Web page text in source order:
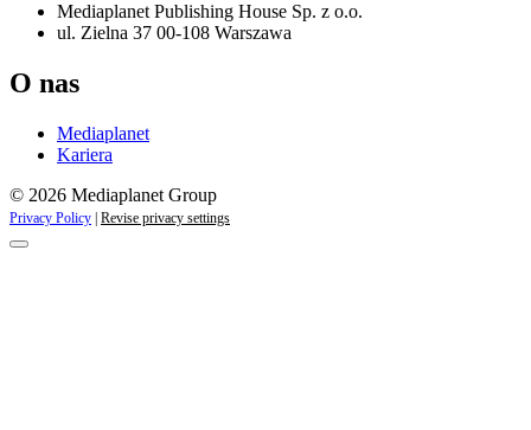
Mediaplanet Publishing House Sp. z o.o.
ul. Zielna 37 00-108 Warszawa
O nas
Mediaplanet
Kariera
© 2026 Mediaplanet Group
Privacy Policy Revise privacy settings